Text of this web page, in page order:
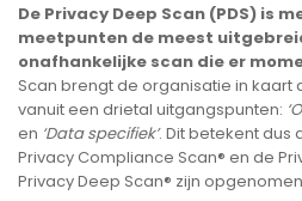
De Privacy Deep Scan (PDS) is
meetpunten de meest
onafhankelijke scan die er
Scan brengt de organisatie in kaart
vanuit een drietal uitgangspunten:
en ‘Data specifiek’. Dit betekent dus
Privacy Compliance Scan® en de
Privacy Deep Scan® zijn